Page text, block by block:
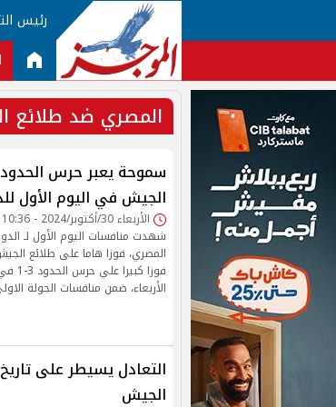
رئيس
المصري ضد طلائع
سموحة يعبر حرس
الجيش في اليوم الأول
الأربعاء 30/أكتوبر/2024 - 10:36 م
شهدت منافسات اليوم الأول لـ
المصري، فوزا هاما على طلائع
الأربعاء، ضمن منافسات الجولة
التعادل يسيطر على
الجيش